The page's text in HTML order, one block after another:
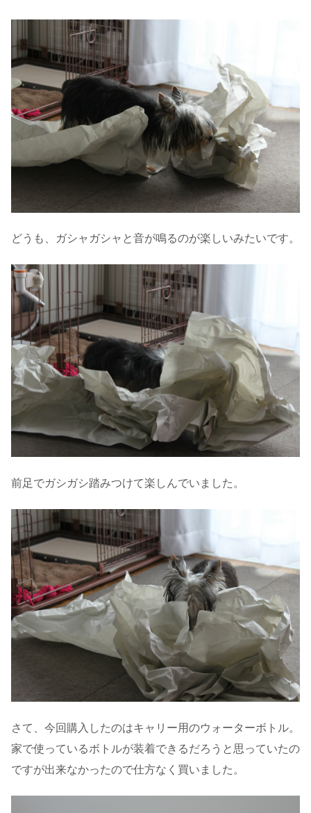
どうも、ガシャガシャと音が鳴るのが楽しいみたいです。
前足でガシガシ踏みつけて楽しんでいました。
さて、今回購入したのはキャリー用のウォーターボトル。
家で使っているボトルが装着できるだろうと思っていたの
ですが出来なかったので仕方なく買いました。